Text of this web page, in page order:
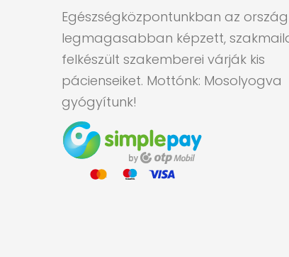
Egészségközpontunkban az ország
legmagasabban képzett,
felkészült szakemberei várják kis
pácienseiket. Mottónk: Mosolyogva
gyógyítunk!